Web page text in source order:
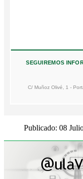
SEGUIREMOS
C/ Muñoz Olivé, 1 -
Publicado: 08